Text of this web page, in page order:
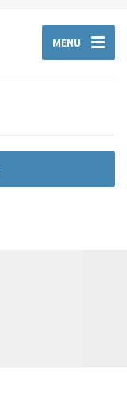
MENU